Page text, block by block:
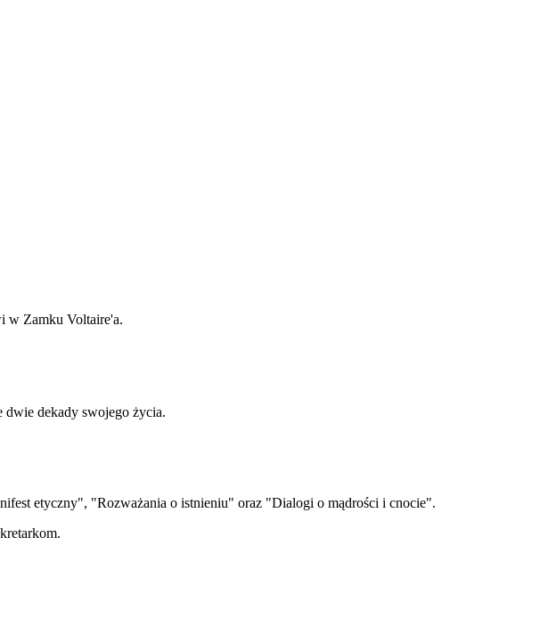
w Zamku Voltaire'a.
dwie dekady swojego życia.
etyczny", "Rozważania o istnieniu" oraz "Dialogi o mądrości i cnocie".